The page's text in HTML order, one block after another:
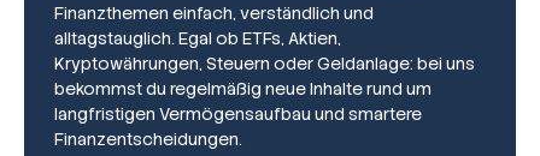
Broker-Vergleich
Finanzthemen einfach, verständlich und
alltagstauglich. Egal ob ETFs, Aktien,
Kryptowährungen, Steuern oder Geldanlage: bei uns
bekommst du regelmäßig neue Inhalte rund um
langfristigen Vermögensaufbau und smartere
Finanzentscheidungen.